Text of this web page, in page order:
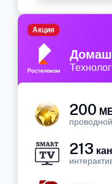
Акция
200
213